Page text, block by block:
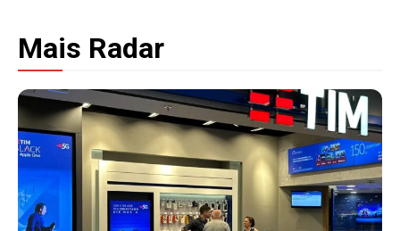
Mais Radar